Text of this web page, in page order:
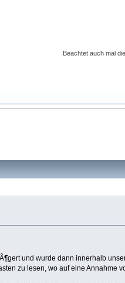
Beachtet auch mal
und wurde dann innerhalb
zu lesen, wo auf eine Annahme